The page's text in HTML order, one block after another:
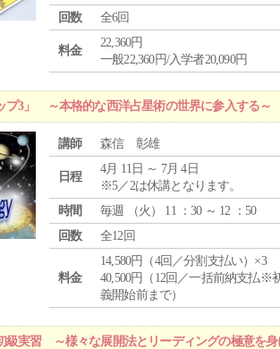
回数 全6回
料金
22,360円
一般22,360円/入学者20,090円
プ3」 ～本格的な西洋占星術の世界に参入する～
講師 森信 彰雄
日程
4月 11日 ～ 7月 4日
※5／2は休講となります。
時間
毎週 （火 ） 11 ：30 ～ 12 ：50
回数
全12回
料金
14,580円（4回／分割支払い）×3
40,500円（12回／一括前納支払※
義開始前まで）
級実習 ～様々な展開法とリーディングの極意を身